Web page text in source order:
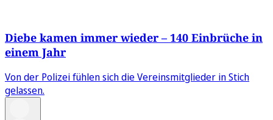
Diebe kamen immer wieder – 140 Einbrüche in
einem Jahr
Von der Polizei fühlen sich die Vereinsmitglieder in Stich
gelassen.